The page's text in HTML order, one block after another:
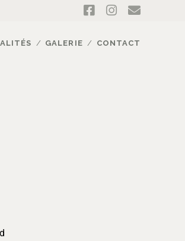
GALERIE CONTACT